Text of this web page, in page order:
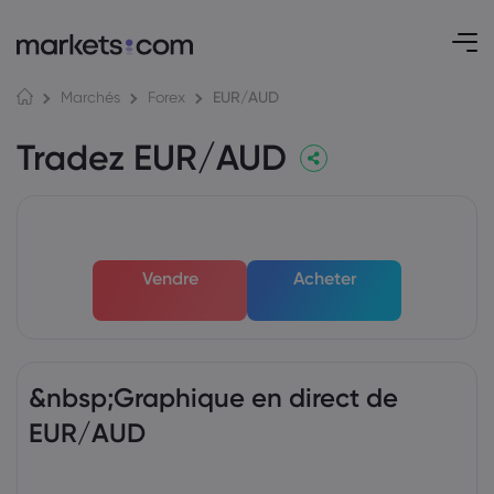
Marchés Forex EUR/AUD
Tradez EUR/AUD
Vendre Acheter
&nbsp;Graphique en direct de
EUR/AUD